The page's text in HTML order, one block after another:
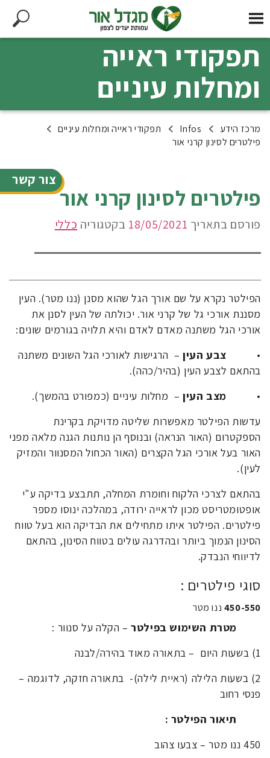
צור קשר
תפקודי ראייה
ומחלות עיניים
מרכז הידע Infos
תפקודי ראייה ומחלות עיניים
פילטרים לסינון קרני אור
פילטרים לסינון קרני אור
פורסם בתאריך 18/05/2021 בקטגוריה כללי
הפילטר נקרא על שם אורך הגל שהוא מסנן (ננו מטר). העין
מסננת אורכי גל של קרני אור. יכולתה של העין לסנן את
אורכי הגל משתנה מאדם לאדם והיא תלויה בגורמים שונים:
• צבע העין – הרגישות לאורכי הגל השונים משתנה
בהתאם לצבע העין (בהיר/כהה).
•
מצב העין – מחלות עיניים (כמפורט בהמשך).
עדשות הפילטר מאפשרות שליטה מדויקת בקרינת
הספקטרום (האור הנראה) ובנוסף הן נותנות הגנה מלאה מפני
האור בעל אורכי הגל הקצרים (האור הכחול המסנוור והמזיק
לעין).
בהתאם לצרכי הלקוח וחומרת המחלה, תתבצע בדיקה ע"י
אופטומטריסט מכון לראייה ירודה, במהלכה ינוסו מספר
פילטרים. הפילטר איתו מתחילים את הבדיקה הוא בעל טווח
הסינון הנמוך ביותר ובהדרגה עולים בטווח הסינון, בהתאם
לדיווחי הנבדק.
סוגי פילטרים :
450-550 ננו מטר
מטרת השימוש בפילטר– הקלה על סנוור :
1) בשעות היום – בתאורה מאוד בהירה/לבנה
2) בשעות הלילה (ראיית לילה)- בתאורה חזקה, לדוגמה –
פנסי רחוב
תיאור הפילטר :
450 ננו מטר – צבעו צהוב